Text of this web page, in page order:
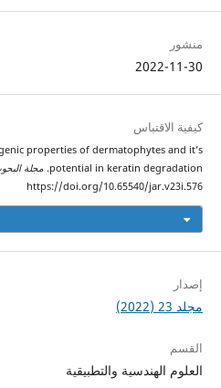
منشور
2022-11-30
كيفية الاقتباس
properties of dermatophytes and it’s
potential in keratin degradation. مجلة
https://doi.org/10.65540/jar.v23i.576
إصدار
مجلد 23 (2022)
القسم
العلوم الهندسية والتطبيقية